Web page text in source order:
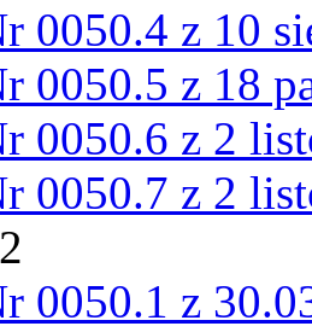
0050.4 z 10
0050.5 z 18
0050.6 z 2
0050.7 z 2
0050.1 z